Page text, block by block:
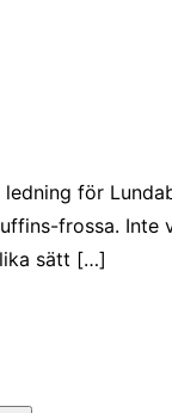
för
frossa. Inte
sätt […]